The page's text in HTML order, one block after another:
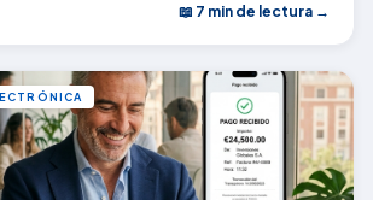
📖 7 min de lectura →